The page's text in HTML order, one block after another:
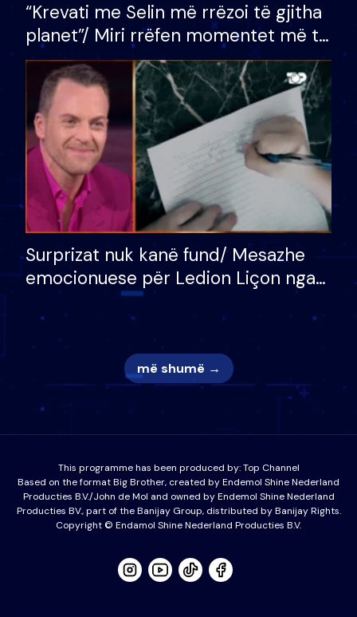
“Krevati me Selin më rrëzoi të gjitha
planet”/ Miri rrëfen momentet më të
bukura në shtëpinë e BB VIP: Do më
mungojë zilja e mëngjesit kur…
Surprizat nuk kanë fund/ Mesazhe
emocionuese për Ledion Liçon nga
nëna dhe fëmijët e tij, moderatori
nuk i mban dot lotët: Nuk meritoj…
më shumë →
This programme has been produced by:Top Channel
Based on the format Big Brother, created by Endemol Shine Nederland
Producties B.V./John de Mol and owned by Endemol Shine Nederland
Producties BV., part of the Banijay Group, distributed by Banijay Rights.
Copyright © Endamol Shine Nederland Producties B.V.